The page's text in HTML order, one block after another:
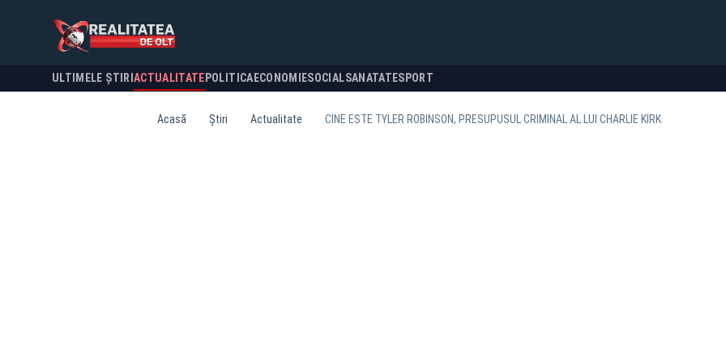
ULTIMELE ȘTIRI ACTUALITATE POLITICA ECONOMIESOCIALSANATATESPORT
Acasă Știri Actualitate CINE ESTE TYLER ROBINSON, PRESUPUSUL CRIMINAL AL LUI CHARLIE KIRK